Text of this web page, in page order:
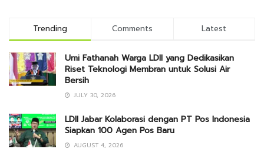
Trending Comments Latest
Umi Fathanah Warga LDII yang Dedikasikan
Riset Teknologi Membran untuk Solusi Air
Bersih
JULY 30, 2026
LDII Jabar Kolaborasi dengan PT Pos Indonesia
Siapkan 100 Agen Pos Baru
AUGUST 4, 2026